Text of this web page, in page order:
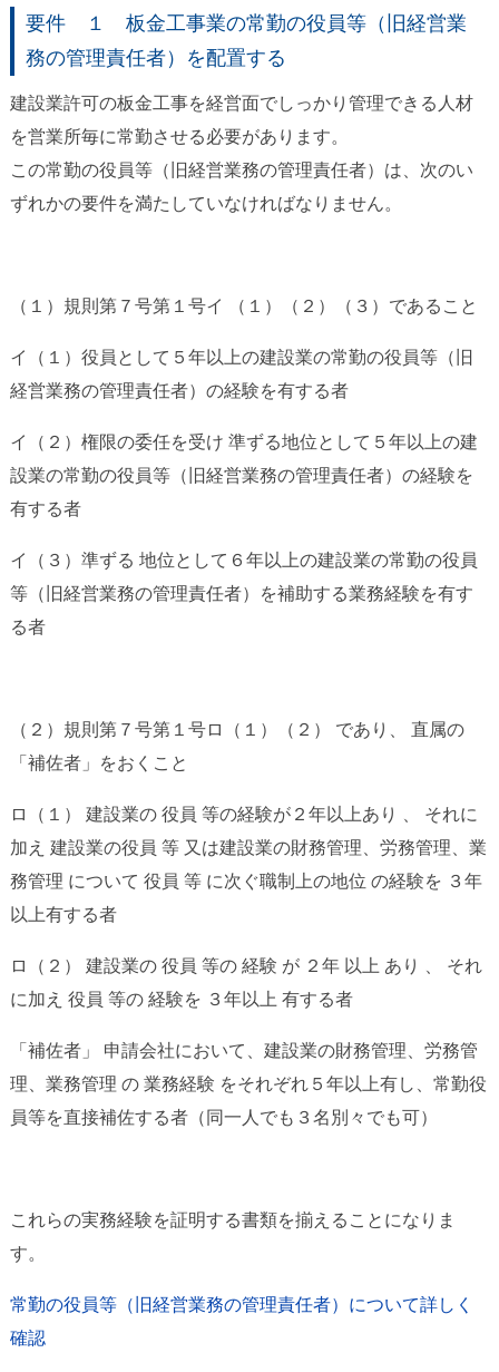
要件 １ 板金工事業の常勤の役員等（旧経営業
務の管理責任者）を配置する
建設業許可の板金工事を経営面でしっかり管理できる人材
を営業所毎に常勤させる必要があります。
この常勤の役員等（旧経営業務の管理責任者）は、次のい
ずれかの要件を満たしていなければなりません。
（１）規則第７号第１号イ （１）（２）（３）であること
イ（１）役員として５年以上の建設業の常勤の役員等（旧
経営業務の管理責任者）の経験を有する者
イ（２）権限の委任を受け 準ずる地位として５年以上の建
設業の常勤の役員等（旧経営業務の管理責任者）の経験を
有する者
イ（３）準ずる 地位として６年以上の建設業の常勤の役員
等（旧経営業務の管理責任者）を補助する業務経験を有す
る者
（２）規則第７号第１号ロ（１）（２） であり、 直属の
「補佐者」をおくこと
ロ（１） 建設業の 役員 等の経験が２年以上あり 、 それに
加え 建設業の役員 等 又は建設業の財務管理、労務管理、業
務管理 について 役員 等 に次ぐ職制上の地位 の経験を ３年
以上有する者
ロ（２） 建設業の 役員 等の 経験 が ２年 以上 あり 、 それ
に加え 役員 等の 経験を ３年以上 有する者
「補佐者」 申請会社において、建設業の財務管理、労務管
理、業務管理 の 業務経験 をそれぞれ５年以上有し、常勤役
員等を直接補佐する者（同一人でも３名別々でも可）
これらの実務経験を証明する書類を揃えることになりま
す。
常勤の役員等（旧経営業務の管理責任者）について詳しく
確認